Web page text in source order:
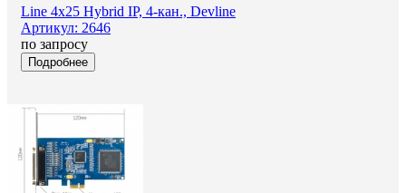
Line 4x25 Hybrid IP, 4-кан., Devline
Артикул: 2646
по запросу
Подробнее